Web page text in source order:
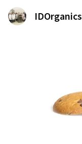
IDOrganics